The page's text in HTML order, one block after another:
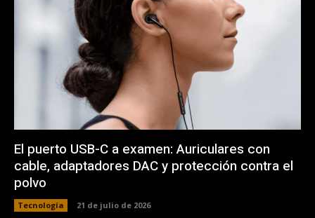
El puerto USB-C a examen: Auriculares con
cable, adaptadores DAC y protección contra el
polvo
Tecnología 21 de julio de 2026